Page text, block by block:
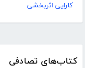
کتاب‌های تصادفی
کارایی اثربخشی